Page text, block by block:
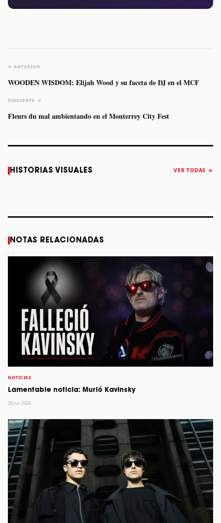
← ANTERIOR
WOODEN WISDOM: Elijah Wood y su faceta de DJ en el MCF
SIGUIENTE →
Fleurs du mal ambientando en el Monterrey City Fest
HISTORIAS VISUALES VER TODAS →
a Monterrey el
Staiti, guitarrista
anuncia “Reality
NOTAS RELACIONADAS
NOTICIAS
Lamentable noticia: Murió Kavinsky
29 Jul, 2026